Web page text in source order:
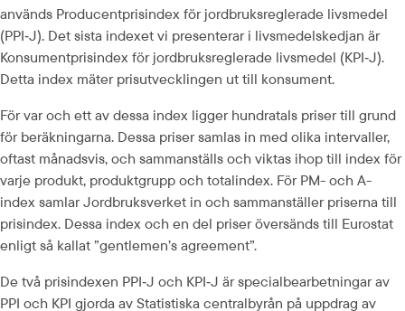
används Producentprisindex för jordbruksreglerade livsmedel
(PPI‑J). Det sista indexet vi presenterar i livsmedelskedjan är
Konsumentprisindex för jordbruksreglerade livsmedel (KPI‑J).
Detta index mäter prisutvecklingen ut till konsument.
För var och ett av dessa index ligger hundratals priser till grund
för beräkningarna. Dessa priser samlas in med olika intervaller,
oftast månadsvis, och sammanställs och viktas ihop till index för
varje produkt, produktgrupp och totalindex. För PM- och A-
index samlar Jordbruksverket in och sammanställer priserna till
prisindex. Dessa index och en del priser översänds till Eurostat
enligt så kallat ”gentlemen’s agreement”.
De två prisindexen PPI‑J och KPI‑J är specialbearbetningar av
PPI och KPI gjorda av Statistiska centralbyrån på uppdrag av